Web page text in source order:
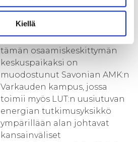
Kiellä
osaamiskeskittymän.
Energiateknologian alueella
tämän osaamiskeskittymän
keskuspaikaksi on
muodostunut Savonian AMK:n
Varkauden kampus, jossa
toimii myös LUT:n uusiutuvan
energian tutkimusyksikkö
ympärillään alan johtavat
kansainväliset